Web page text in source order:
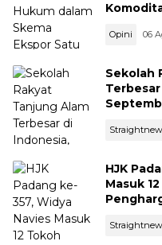
Opini 06
Sekolah
HJK
Masuk